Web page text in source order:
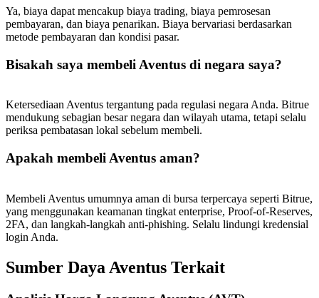
USDT Flexible Staking | Daily Rewards
BTC New User Exclusive: 6.5% APR
Lebih Banyak Acara
Menangkan Hadiah dan Hadiah Eksklusif
Ya, biaya dapat mencakup biaya trading, biaya pemrosesan
pembayaran, dan biaya penarikan. Biaya bervariasi berdasarkan
metode pembayaran dan kondisi pasar.
Bisakah saya membeli Aventus di negara saya?
Ketersediaan Aventus tergantung pada regulasi negara Anda. Bitrue
mendukung sebagian besar negara dan wilayah utama, tetapi selalu
periksa pembatasan lokal sebelum membeli.
Apakah membeli Aventus aman?
Membeli Aventus umumnya aman di bursa terpercaya seperti Bitrue,
yang menggunakan keamanan tingkat enterprise, Proof-of-Reserves,
2FA, dan langkah-langkah anti-phishing. Selalu lindungi kredensial
login Anda.
Sumber Daya Aventus Terkait